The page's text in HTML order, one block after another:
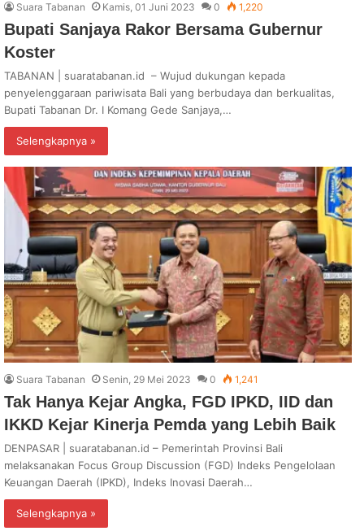
Suara Tabanan Kamis, 01 Juni 2023 0 1,220
Bupati Sanjaya Rakor Bersama Gubernur
Koster
TABANAN | suaratabanan.id – Wujud dukungan kepada
penyelenggaraan pariwisata Bali yang berbudaya dan berkualitas,
Bupati Tabanan Dr. I Komang Gede Sanjaya,…
Selengkapnya »
Suara Tabanan Senin, 29 Mei 2023 0 1,241
Tak Hanya Kejar Angka, FGD IPKD, IID dan
IKKD Kejar Kinerja Pemda yang Lebih Baik
DENPASAR | suaratabanan.id – Pemerintah Provinsi Bali
melaksanakan Focus Group Discussion (FGD) Indeks Pengelolaan
Keuangan Daerah (IPKD), Indeks Inovasi Daerah…
Selengkapnya »